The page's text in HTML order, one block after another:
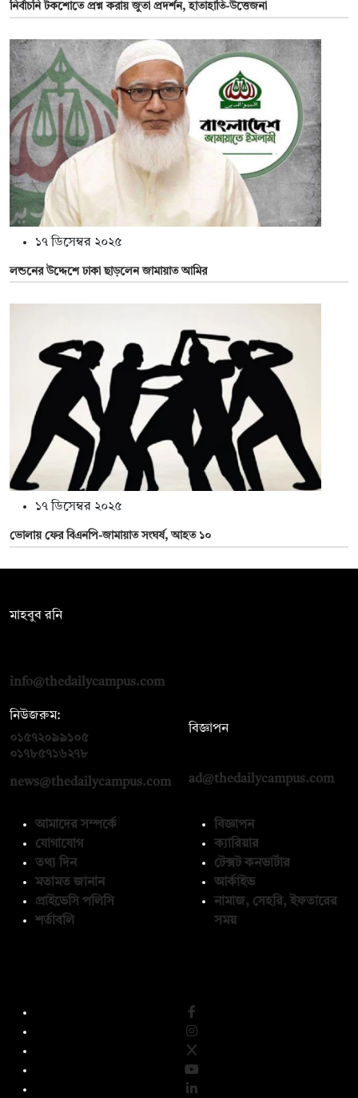
নির্বাচনি টকশোতে প্রশ্ন করায় জুতা প্রদর্শন, হাতাহাতি-উত্তেজনা
১৭ ডিসেম্বর ২০২৫
লন্ডনের উদ্দেশে ঢাকা ছাড়লেন জামায়াত আমির
১৭ ডিসেম্বর ২০২৫
ভোলায় ফের বিএনপি-জামায়াত সংঘর্ষ, আহত ১০
মাহবুব রনি
info@thedailycampus.com
নিউজরুম:
০১৫৭২০৯৯১০৫
০১৭৮৫৭১৬২৭৮
news@thedailycampus.com
বিজ্ঞাপন
ad@thedailycampus.com
আমাদের সম্পর্কে
যোগাযোগ
তথ্য দিন
মতামত জানান
প্রাইভেসি পলিসি
শর্তাবলি
বিজ্ঞাপন
ক্যারিয়ার
টেক্সট কনভার্টার
আর্কাইভ
নামাজ, সেহরি, ইফতারের
সময়